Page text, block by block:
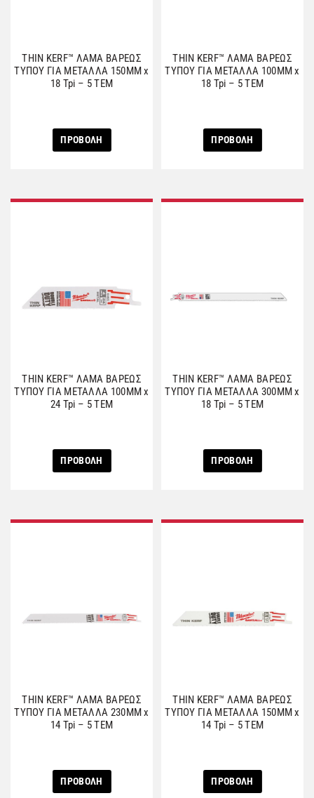
THIN KERF™ ΛΑΜΑ ΒΑΡΕΩΣ
ΤΥΠΟΥ ΓΙΑ ΜΕΤΑΛΛΑ 150MM x
18 Tpi – 5 ΤΕΜ
ΠΡΟΒΟΛΗ
THIN KERF™ ΛΑΜΑ ΒΑΡΕΩΣ
ΤΥΠΟΥ ΓΙΑ ΜΕΤΑΛΛΑ 100MM x
18 Tpi – 5 ΤΕΜ
ΠΡΟΒΟΛΗ
THIN KERF™ ΛΑΜΑ ΒΑΡΕΩΣ
ΤΥΠΟΥ ΓΙΑ ΜΕΤΑΛΛΑ 100MM x
24 Tpi – 5 ΤΕΜ
ΠΡΟΒΟΛΗ
THIN KERF™ ΛΑΜΑ ΒΑΡΕΩΣ
ΤΥΠΟΥ ΓΙΑ ΜΕΤΑΛΛΑ 300MM x
18 Tpi – 5 ΤΕΜ
ΠΡΟΒΟΛΗ
THIN KERF™ ΛΑΜΑ ΒΑΡΕΩΣ
ΤΥΠΟΥ ΓΙΑ ΜΕΤΑΛΛΑ 230MM x
14 Tpi – 5 ΤΕΜ
ΠΡΟΒΟΛΗ
THIN KERF™ ΛΑΜΑ ΒΑΡΕΩΣ
ΤΥΠΟΥ ΓΙΑ ΜΕΤΑΛΛΑ 150MM x
14 Tpi – 5 ΤΕΜ
ΠΡΟΒΟΛΗ